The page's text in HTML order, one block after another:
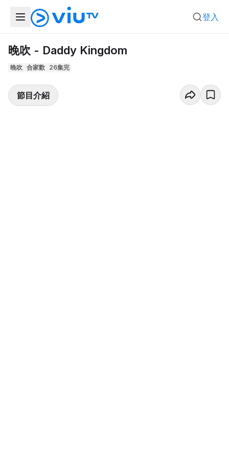
登入
晚吹 - Daddy Kingdom
晚吹 合家歡 26集完
節目介紹